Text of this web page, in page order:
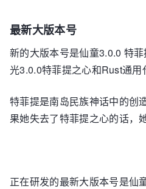
最新大版本号
新的大版本号是仙童3.0.0 特
光3.0.0特菲提之心和Rust通
特菲提是南岛民族神话中的创
果她失去了特菲提之心的话，
正在研发的最新大版本号是